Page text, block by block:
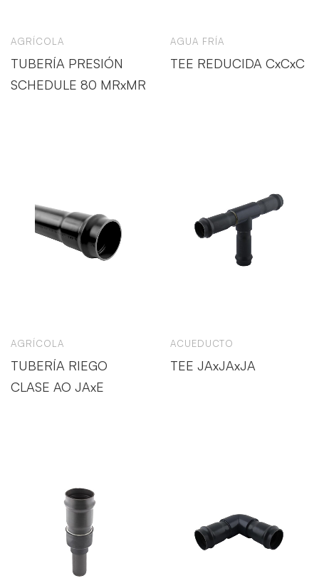
AGRÍCOLA
TUBERÍA PRESIÓN
SCHEDULE 80 MRxMR
AGUA FRÍA
TEE REDUCIDA CxCxC
AGRÍCOLA
TUBERÍA RIEGO
CLASE AO JAxE
ACUEDUCTO
TEE JAxJAxJA